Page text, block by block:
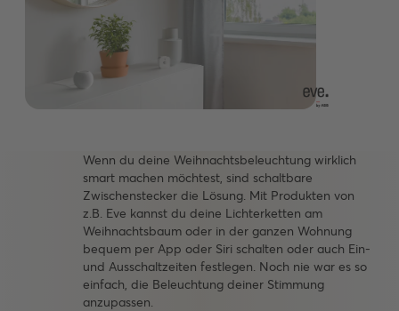
Wenn du deine Weihnachtsbeleuchtung wirklich
smart machen möchtest, sind schaltbare
Zwischenstecker die Lösung. Mit Produkten von
z.B. Eve kannst du deine Lichterketten am
Weihnachtsbaum oder in der ganzen Wohnung
bequem per App oder Siri schalten oder auch Ein-
und Ausschaltzeiten festlegen. Noch nie war es so
einfach, die Beleuchtung deiner Stimmung
anzupassen.